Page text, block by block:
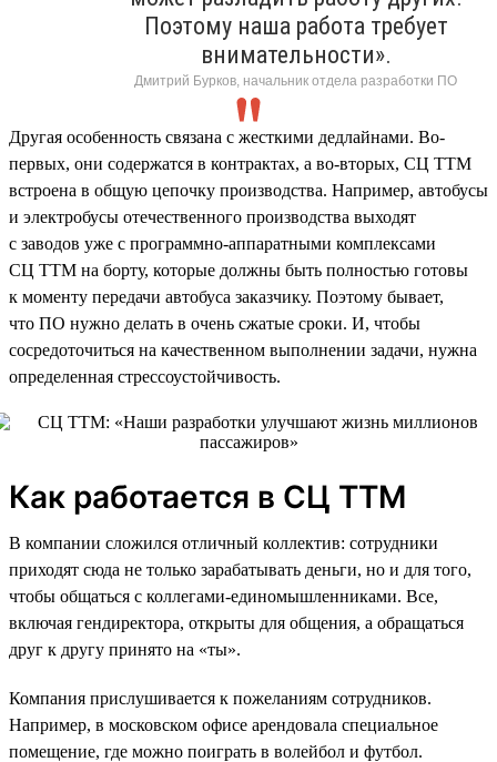
Поэтому наша работа требует
внимательности».
Дмитрий Бурков, начальник отдела разработки ПО
Другая особенность связана с жесткими дедлайнами. Во-
первых, они содержатся в контрактах, а во-вторых, СЦ ТТМ
встроена в общую цепочку производства. Например, автобусы
и электробусы отечественного производства выходят
с заводов уже с программно-аппаратными комплексами
СЦ ТТМ на борту, которые должны быть полностью готовы
к моменту передачи автобуса заказчику. Поэтому бывает,
что ПО нужно делать в очень сжатые сроки. И, чтобы
сосредоточиться на качественном выполнении задачи, нужна
определенная стрессоустойчивость.
Как работается в СЦ ТТМ
В компании сложился отличный коллектив: сотрудники
приходят сюда не только зарабатывать деньги, но и для того,
чтобы общаться с коллегами-единомышленниками. Все,
включая гендиректора, открыты для общения, а обращаться
друг к другу принято на «ты».
Компания прислушивается к пожеланиям сотрудников.
Например, в московском офисе арендовала специальное
помещение, где можно поиграть в волейбол и футбол.